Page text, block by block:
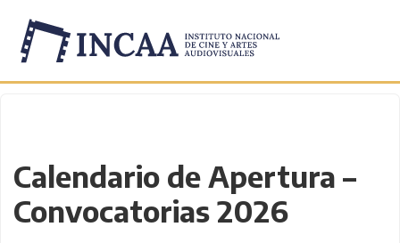
Calendario de Apertura –
Convocatorias 2026